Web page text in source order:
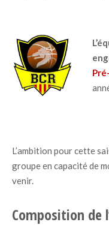
L’ambition pour cette
groupe en capacité de
venir.
Composition de